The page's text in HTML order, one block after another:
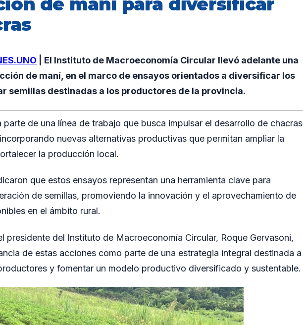
| El Instituto de Macroeconomía Circular llevó adelante una
de maní, en el marco de ensayos orientados a diversificar los
semillas destinadas a los productores de la provincia.
parte de una línea de trabajo que busca impulsar el desarrollo de chacras
nuevas alternativas productivas que permitan ampliar la
la producción local.
que estos ensayos representan una herramienta clave para
de semillas, promoviendo la innovación y el aprovechamiento de
en el ámbito rural.
presidente del Instituto de Macroeconomía Circular, Roque Gervasoni,
de estas acciones como parte de una estrategia integral destinada a
y fomentar un modelo productivo diversificado y sustentable.